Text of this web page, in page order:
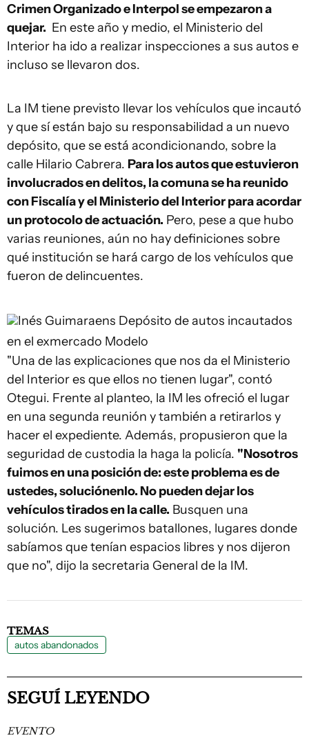
Crimen Organizado e Interpol se empezaron a
quejar. En este año y medio, el Ministerio del
Interior ha ido a realizar inspecciones a sus autos e
incluso se llevaron dos.
La IM tiene previsto llevar los vehículos que incautó
y que sí están bajo su responsabilidad a un nuevo
depósito, que se está acondicionando, sobre la
calle Hilario Cabrera. Para los autos que estuvieron
involucrados en delitos, la comuna se ha reunido
con Fiscalía y el Ministerio del Interior para acordar
un protocolo de actuación. Pero, pese a que hubo
varias reuniones, aún no hay definiciones sobre
qué institución se hará cargo de los vehículos que
fueron de delincuentes.
Inés Guimaraens Depósito de autos incautados
en el exmercado Modelo
"Una de las explicaciones que nos da el Ministerio
del Interior es que ellos no tienen lugar", contó
Otegui. Frente al planteo, la IM les ofreció el lugar
en una segunda reunión y también a retirarlos y
hacer el expediente. Además, propusieron que la
seguridad de custodia la haga la policía. "Nosotros
fuimos en una posición de: este problema es de
ustedes, soluciónenlo. No pueden dejar los
vehículos tirados en la calle. Busquen una
solución. Les sugerimos batallones, lugares donde
sabíamos que tenían espacios libres y nos dijeron
que no", dijo la secretaria General de la IM.
TEMAS
autos abandonados
SEGUÍ LEYENDO
EVENTO